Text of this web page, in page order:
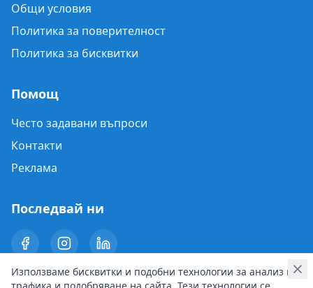
Общи условия
Политика за поверителност
Политика за бисквитки
Помощ
Често задавани въпроси
Контакти
Реклама
Последвай ни
Използваме бисквитки и подобни технологии за анализ на